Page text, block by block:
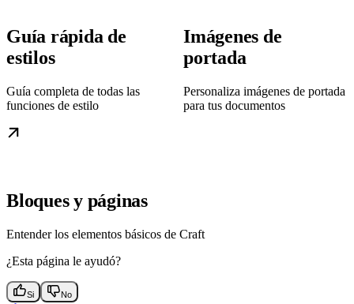
Guía rápida de
estilos
Guía completa de todas las
funciones de estilo
Imágenes de
portada
Personaliza imágenes de portada
para tus documentos
Bloques y páginas
Entender los elementos básicos de Craft
¿Esta página le ayudó?
Si No